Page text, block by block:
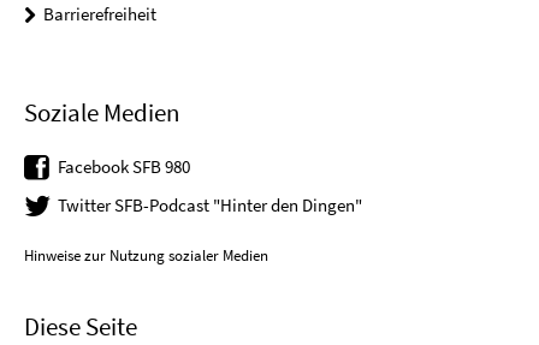
Barrierefreiheit
Soziale Medien
Facebook SFB 980
Twitter SFB-Podcast "Hinter den Dingen"
Hinweise zur Nutzung sozialer Medien
Diese Seite